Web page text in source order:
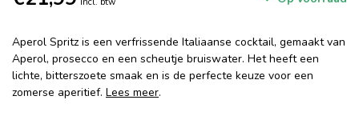
Aperol Spritz is een verfrissende Italiaanse cocktail, gemaakt van
Aperol, prosecco en een scheutje bruiswater. Het heeft een
lichte, bitterszoete smaak en is de perfecte keuze voor een
zomerse aperitief. Lees meer.